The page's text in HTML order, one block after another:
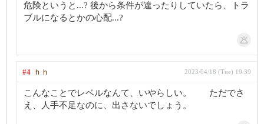
危険というと...? 後から条件が違ったりしていたら、トラ
ブルになるとかの心配...?
#4 ｈｈ 2023/04/18 (Tue) 19:39
こんなことでレベルなんて、いやらしい。 ただでさ
え、人手不足なのに、出さないでしょう。